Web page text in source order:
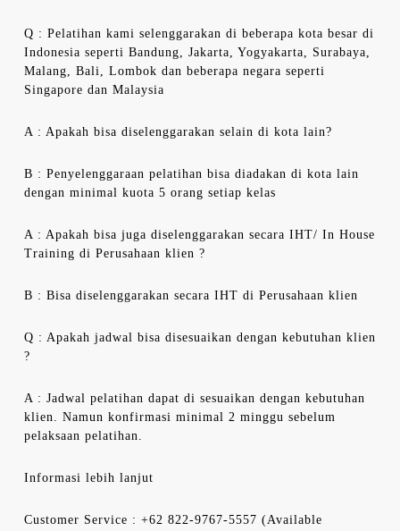
Q : Pelatihan kami selenggarakan di beberapa kota besar di
Indonesia seperti Bandung, Jakarta, Yogyakarta, Surabaya,
Malang, Bali, Lombok dan beberapa negara seperti
Singapore dan Malaysia
A : Apakah bisa diselenggarakan selain di kota lain?
B : Penyelenggaraan pelatihan bisa diadakan di kota lain
dengan minimal kuota 5 orang setiap kelas
A : Apakah bisa juga diselenggarakan secara IHT/ In House
Training di Perusahaan klien ?
B : Bisa diselenggarakan secara IHT di Perusahaan klien
Q : Apakah jadwal bisa disesuaikan dengan kebutuhan klien
?
A : Jadwal pelatihan dapat di sesuaikan dengan kebutuhan
klien. Namun konfirmasi minimal 2 minggu sebelum
pelaksaan pelatihan.
Informasi lebih lanjut
Customer Service : +62 822-9767-5557 (Available